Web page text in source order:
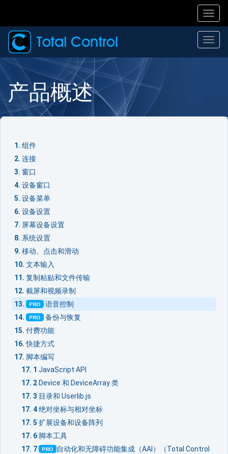
产品概述
组件
连接
窗口
设备窗口
设备菜单
设备设置
屏幕设备设置
系统设置
移动、点击和滑动
文本输入
复制粘贴和文件传输
截屏和视频录制
语音控制
备份与恢复
付费功能
快捷方式
脚本编写
JavaScript API
Device 和 DeviceArray 类
目录和 Userlib.js
绝对坐标与相对坐标
扩展设备和设备阵列
脚本工具
自动化和无障碍功能集成（AAI）（Total Control